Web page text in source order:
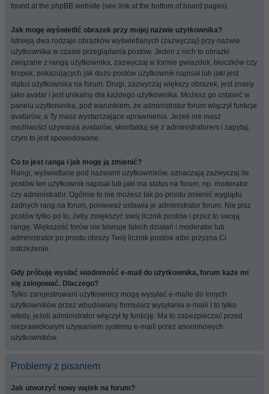
found at the phpBB website (see link at the bottom of board pages).
Jak mogę wyświetlić obrazek przy mojej nazwie użytkownika?
Istnieją dwa rodzaje obrazków wyświetlanych (zazwyczaj) przy nazwie
użytkownika w czasie przeglądania postów. Jeden z nich to obrazki
związane z rangą użytkownika, zazwyczaj w formie gwiazdek, bloczków czy
kropek, pokazujących jak dużo postów użytkownik napisał lub jaki jest
status użytkownika na forum. Drugi, zazwyczaj większy obrazek, jest znany
jako avatar i jest unikalny dla każdego użytkownika. Możesz go ustawić w
panelu użytkownika, pod warunkiem, że administrator forum włączył funkcje
avatarów, a Ty masz wystarczające uprawnienia. Jeżeli nie masz
możliwości używania avatarów, skontaktuj się z administratorem i zapytaj,
czym to jest spowodowane.
Co to jest ranga i jak mogę ją zmienić?
Rangi, wyświetlane pod nazwami użytkowników, oznaczają zazwyczaj ile
postów ten użytkownik napisał lub jaki ma status na forum, np. moderator
czy administrator. Ogólnie to nie możesz tak po prostu zmienić wyglądu
żadnych rang na forum, ponieważ ustawia je administrator forum. Nie pisz
postów tylko po to, żeby zwiększyć swój licznik postów i przez to swoją
rangę. Większość forów nie toleruje takich działań i moderator lub
administrator po prostu obniży Twój licznik postów albo przyzna Ci
ostrzeżenie.
Gdy próbuję wysłać wiadomość e-mail do użytkownika, forum każe mi
się zalogować. Dlaczego?
Tylko zarejestrowani użytkownicy mogą wysyłać e-maile do innych
użytkowników przez wbudowany formularz wysyłania e-maili i to tylko
wtedy, jeżeli administrator włączył tę funkcję. Ma to zabezpieczać przed
nieprawidłowym używaniem systemu e-maili przez anonimowych
użytkowników.
Problemy z pisaniem
Jak utworzyć nowy wątek na forum?